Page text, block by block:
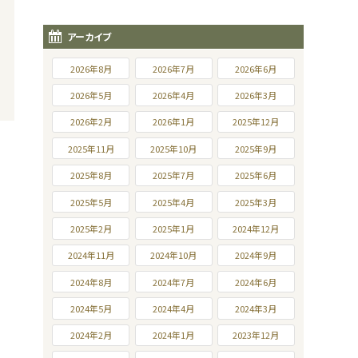
アーカイブ
2026年8月 2026年7月 2026年6月
2026年5月 2026年4月 2026年3月
2026年2月 2026年1月 2025年12月
2025年11月 2025年10月 2025年9月
2025年8月 2025年7月 2025年6月
2025年5月 2025年4月 2025年3月
2025年2月 2025年1月 2024年12月
2024年11月 2024年10月 2024年9月
2024年8月 2024年7月 2024年6月
2024年5月 2024年4月 2024年3月
2024年2月 2024年1月 2023年12月